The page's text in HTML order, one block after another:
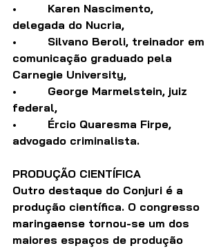
•         Karen Nascimento,
delegada do Nucria,
•         Silvano Beroli, treinador em
comunicação graduado pela
Carnegie University,
•         George Marmelstein, juiz
federal,
•         Ércio Quaresma Firpe,
advogado criminalista.
PRODUÇÃO CIENTÍFICA
Outro destaque do Conjuri é a
produção científica. O congresso
maringaense tornou-se um dos
maiores espaços de produção